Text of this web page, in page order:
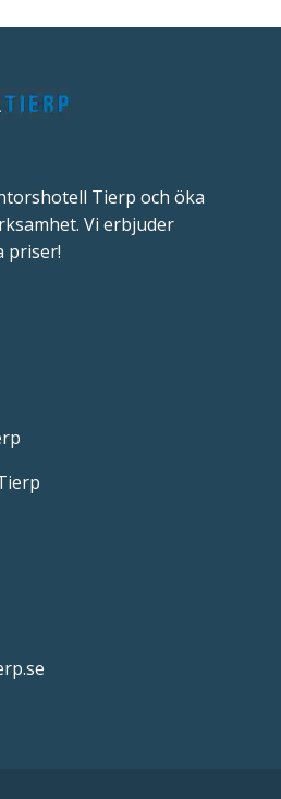
Tierp och öka
Vi erbjuder
priser!